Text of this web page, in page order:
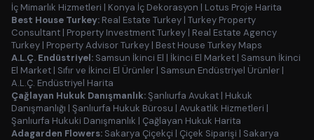
İç Mimarlık Hizmetleri | Konya İç Dekorasyon | Lotus Proje Harita
Best House Turkey: Real Estate Turkey | Turkey Property
Consultant | Property Investment Turkey | Real Estate Agency
Turkey | Property Advisor Turkey | Best House Turkey Maps
A.L.Ç. Endüstriyel: Samsun İkinci El | İkinci El Market | Samsun İkinci
El Market | Sıfır ve İkinci El Ürünler | Samsun Endüstriyel Ürünler |
A.L.Ç. Endüstriyel Harita
Çağlayan Hukuk Danışmanlık:Şanlıurfa Avukat | Hukuk
Danışmanlığı | Şanlıurfa Hukuk Bürosu | Avukatlık Hizmetleri |
Şanlıurfa Hukuki Danışmanlık | Çağlayan Hukuk Harita
Adagarden Flowers: Sakarya Çiçekçi | Çiçek Siparişi | Sakarya